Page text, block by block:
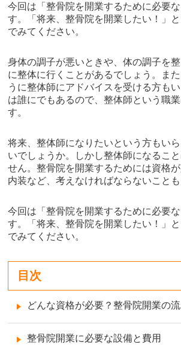
今回は「整骨院を開業するために必要
す。「将来、整骨院を開業したい！」
でみてください。
身体の調子が悪いときや、体の調子を
に整体に行くことがあるでしょう。ま
うに整体師にアドバイスを受ける方も
は誰にでもあるので、整体師という職
す。
将来、整体師になりたいという方もい
いでしょうか。しかし整体師になるこ
せん。整骨院を開業するためには資格
内装など、考えなければならないことも
今回は「整骨院を開業するために必要
す。「将来、整骨院を開業したい！」
でみてください。
目次
どんな資格が必要？整骨院開業の
整骨院開業に必要な設備と費用